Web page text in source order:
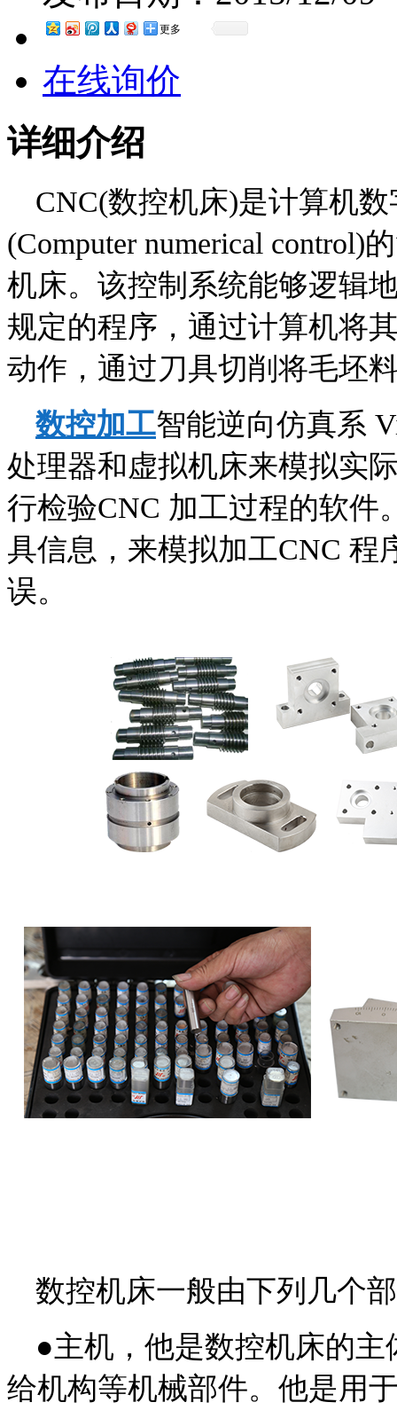
更多
在线询价
详细介绍
CNC(数控机床)是计算机
(Computer numerical
机床。该控制系统能够逻辑
规定的程序，通过计算机将
动作，通过刀具切削将毛坯
数控加工智能逆向仿真系
处理器和虚拟机床来模拟实
行检验CNC 加工过程的软件
具信息，来模拟加工CNC 程
误。
数控机床一般由下列几个
●主机，他是数控机床的
给机构等机械部件。他是用